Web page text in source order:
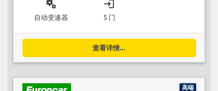
miscellaneous_services
自动变速器
login
5 门
查看详情...
高端